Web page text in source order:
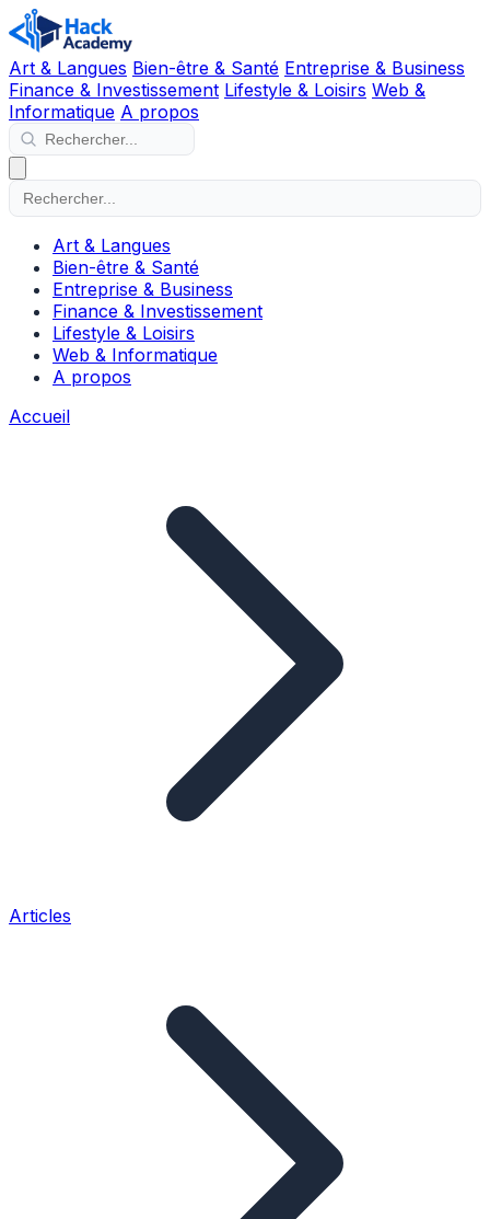
Art & Langues Bien-être & Santé Entreprise & Business
Finance & Investissement Lifestyle & Loisirs Web &
Informatique A propos
Art & Langues
Bien-être & Santé
Entreprise & Business
Finance & Investissement
Lifestyle & Loisirs
Web & Informatique
A propos
Accueil
Articles